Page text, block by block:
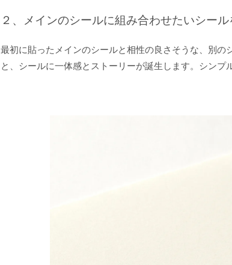
２、メインのシールに組み合わせたいシール
最初に貼ったメインのシールと相性の良さそうな、別
と、シールに一体感とストーリーが誕生します。シンプ